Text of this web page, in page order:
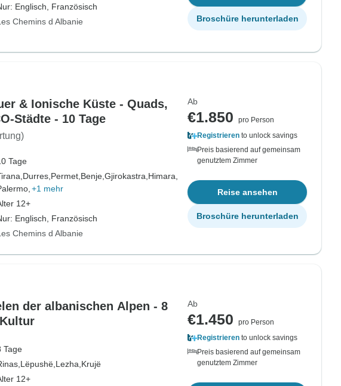
Englisch, Französisch
Chemins d Albanie Broschüre herunterladen
& Ionische Küste - Quads,
Städte - 10 Tage
Tage
Durres, Permet, Benje, Gjirokastra, Himara,
+1 mehr
12+
Englisch, Französisch
Chemins d Albanie
Ab
€1.850
pro Person
Registrieren to unlock savings
Preis basierend auf gemeinsam
genutztem Zimmer
Reise ansehen
Broschüre herunterladen
der albanischen Alpen - 8
Tage
Lëpushë, Lezha, Krujë
12+
Ab
€1.450
pro Person
Registrieren to unlock savings
Preis basierend auf gemeinsam
genutztem Zimmer